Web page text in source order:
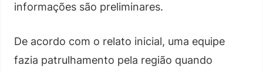
informações são preliminares.
De acordo com o relato inicial, uma equipe
fazia patrulhamento pela região quando